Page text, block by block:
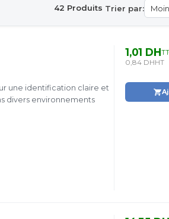
Trier par:
42 Produits
une identification claire et
divers environnements
1,01 DH
0,84 DHHT